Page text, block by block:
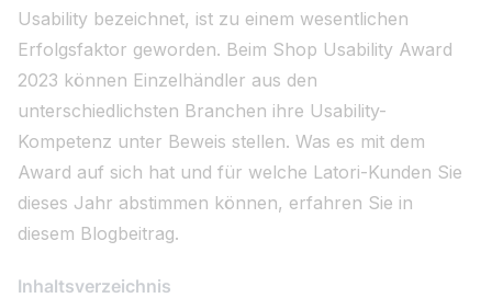
Usability bezeichnet, ist zu einem wesentlichen
Erfolgsfaktor geworden. Beim Shop Usability Award
2023 können Einzelhändler aus den
unterschiedlichsten Branchen ihre Usability-
Kompetenz unter Beweis stellen. Was es mit dem
Award auf sich hat und für welche Latori-Kunden Sie
dieses Jahr abstimmen können, erfahren Sie in
diesem Blogbeitrag.
Inhaltsverzeichnis